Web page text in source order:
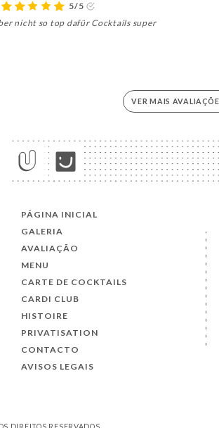
5/5
nicht so top dafür Cocktails super
VER MAIS
PÁGINA INICIAL
GALERIA
AVALIAÇÃO
MENU
CARTE DE COCKTAILS
CARDI CLUB
HISTOIRE
PRIVATISATION
CONTACTO
AVISOS LEGAIS